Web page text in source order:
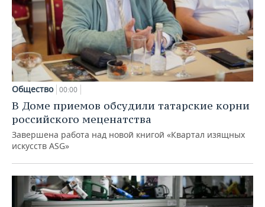
Общество 00:00
В Доме приемов обсудили татарские корни
российского меценатства
Завершена работа над новой книгой «Квартал изящных
искусств ASG»